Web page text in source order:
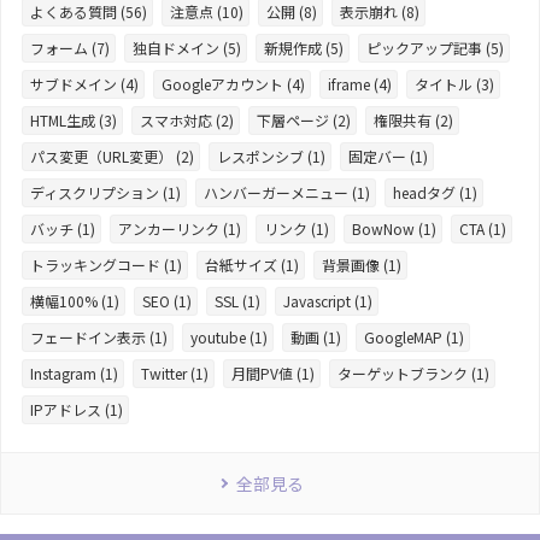
よくある質問 (56) 注意点 (10) 公開 (8)
表示崩れ (8)
フォーム (7)
独自ドメイン (5) 新規作成 (5)
ピックアップ記事 (5)
サブドメイン (4)
Googleアカウント (4) iframe (4)
タイトル (3)
HTML生成 (3)
スマホ対応 (2) 下層ページ (2)
権限共有 (2)
パス変更（URL変更） (2)
レスポンシブ (1)
固定バー (1)
ディスクリプション (1)
ハンバーガーメニュー (1)
headタグ (1)
バッチ (1)
アンカーリンク (1) リンク (1) BowNow (1)
CTA (1)
トラッキングコード (1)
台紙サイズ (1)
背景画像 (1)
横幅100% (1)
SEO (1) SSL (1)
Javascript (1)
フェードイン表示 (1)
youtube (1) 動画 (1)
GoogleMAP (1)
Instagram (1)
Twitter (1) 月間PV値 (1)
ターゲットブランク (1)
IPアドレス (1)
全部見る